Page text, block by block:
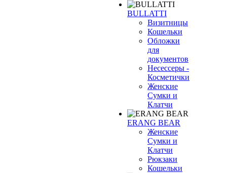
BULLATTI
Визитницы
Кошельки
Обложки
для
документов
Несессеры -
Косметички
Женские
Сумки и
Клатчи
ERANG BEAR
Женские
Сумки и
Клатчи
Рюкзаки
Кошельки